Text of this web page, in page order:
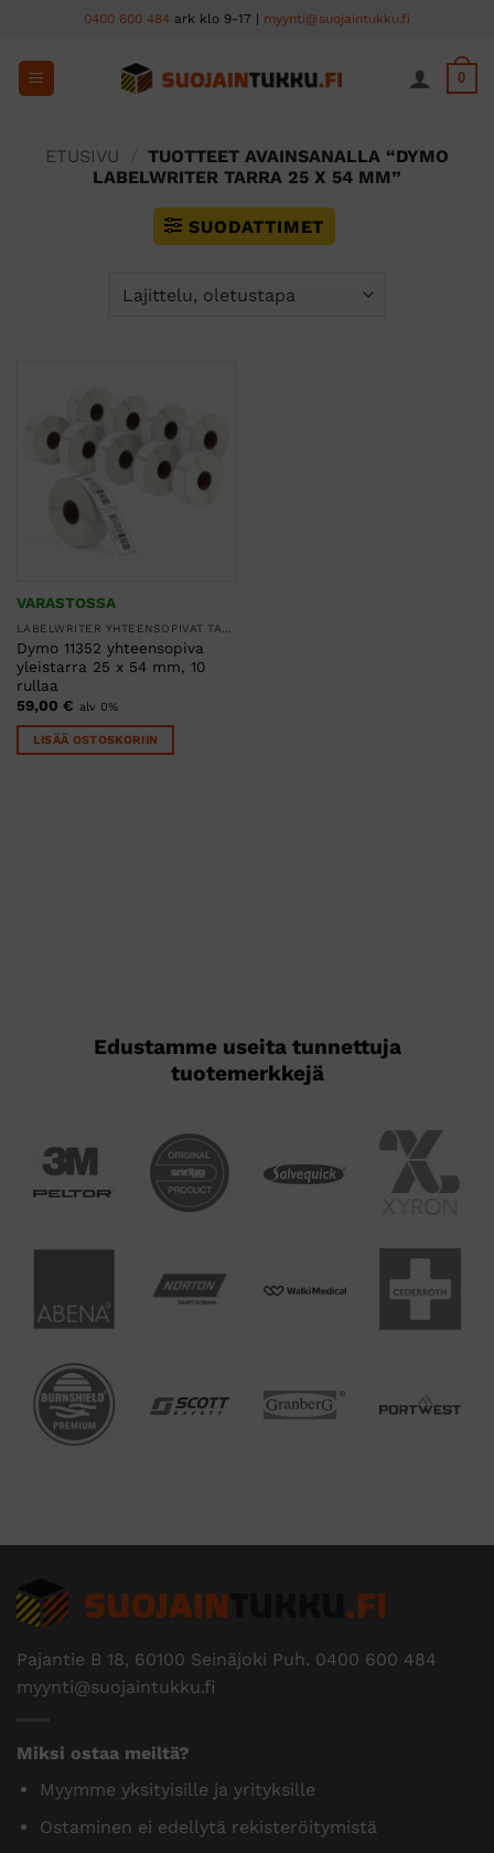
content
0400 600 484 ark klo 9-17 | myynti@suojaintukku.fi
0
ETUSIVU
TUOTTEET AVAINSANALLA “DYMO
LABELWRITER TARRA 25 X 54 MM”
SUODATTIMET
VARASTOSSA
Dymo 11352 yhteensopiva
yleistarra 25 x 54 mm, 10
rullaa
59,00 € alv 0%
LISÄÄ OSTOSKORIIN
Edustamme useita tunnettuja
tuotemerkkejä
Pajantie B 18, 60100 Seinäjoki Puh. 0400 600 484
myynti@suojaintukku.fi
Miksi ostaa meiltä?
Myymme yksityisille ja yrityksille
Ostaminen ei edellytä rekisteröitymistä